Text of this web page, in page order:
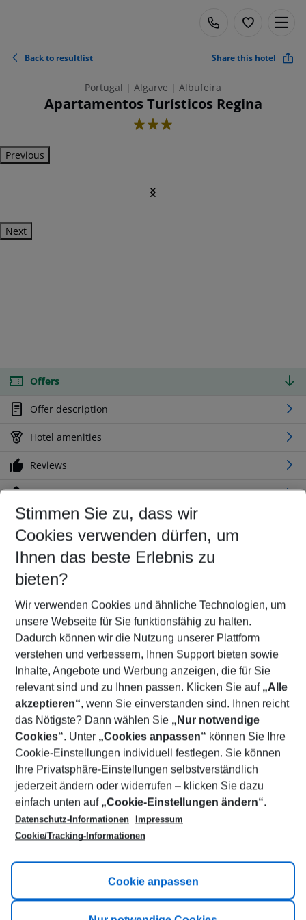
Back to resultlist Share this hotel
Portugal | Algarve | Albufeira
Apartamentos Turísticos Regina
3
Previous
Next
Offers
Offer description
Hotel amenities
Reviews
Location
Customize your offer
Find the perfect deal which suits your best
Your departure airport
Any airport
Select your date range
11/08/26–09/08/27 5-8 nights
Who will travel
2 adults No children
Show more filter
Footer
Footer navigation
Title A
Link A
Stimmen Sie zu, dass wir
Cookies verwenden dürfen, um
Ihnen das beste Erlebnis zu
bieten?
Wir verwenden Cookies und ähnliche Technologien, um
unsere Webseite für Sie funktionsfähig zu halten.
Dadurch können wir die Nutzung unserer Plattform
verstehen und verbessern, Ihnen Support bieten sowie
Inhalte, Angebote und Werbung anzeigen, die für Sie
relevant sind und zu Ihnen passen. Klicken Sie auf „Alle
akzeptieren“, wenn Sie einverstanden sind. Ihnen reicht
das Nötigste? Dann wählen Sie „Nur notwendige
Cookies“. Unter „Cookies anpassen“ können Sie Ihre
Cookie-Einstellungen individuell festlegen. Sie können
Ihre Privatsphäre-Einstellungen selbstverständlich
jederzeit ändern oder widerrufen – klicken Sie dazu
einfach unten auf „Cookie-Einstellungen ändern“.
Datenschutz-Informationen
Impressum
Cookie/Tracking-Informationen
Cookie anpassen